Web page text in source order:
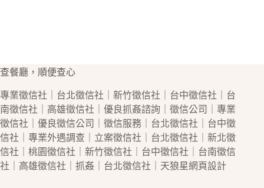
查餐廳，順便查心
專業徵信社 台北徵信社 新竹徵信社 台中徵信社
台
南徵信社
高雄徵信社 ｜優良抓姦諮詢｜ 徵信公司
｜專業
徵信社 ｜優良徵信公司 徵信服務｜ 台北徵信社
台中徵
信社 ｜專業外遇調查｜立案徵信社 台北徵信社
新北徵
信社
桃園徵信社 新竹徵信社 台中徵信社
台南徵信
社
高雄徵信社 抓姦 台北徵信社 ｜天狼星網頁設計